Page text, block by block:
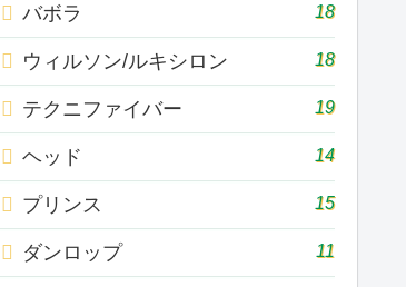
バボラ 18
ウィルソン/ルキシロン 18
テクニファイバー 19
ヘッド 14
プリンス 15
ダンロップ 11